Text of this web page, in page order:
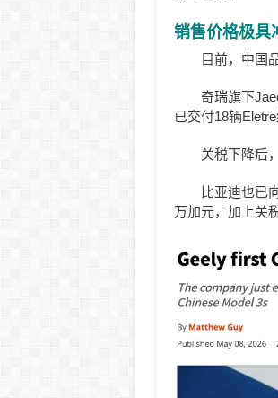
销售价格极具
目前，中国
奇瑞旗下
已交付18辆
关税下降后
比亚迪也已
万加元，加上关